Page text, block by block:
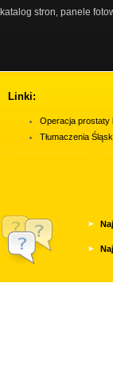
katalog stron panele
Linki:
Operacja prostaty
Tłumaczenia Śląsk